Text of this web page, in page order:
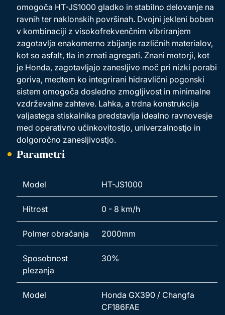
omogoča HT-JS1000 gladko in stabilno delovanje na
ravnih ter naklonskih površinah. Dvojni jekleni boben
v kombinaciji z visokofrekvenčnim vibriranjem
zagotavlja enakomerno zbijanje različnih materialov,
kot so asfalt, tla in zrnati agregati. Znani motorji, kot
je Honda, zagotavljajo zanesljivo moč pri nizki porabi
goriva, medtem ko integrirani hidravlični pogonski
sistem omogoča dosledno zmogljivost in minimalne
vzdrževalne zahteve. Lahka, a trdna konstrukcija
valjastega stiskalnika predstavlja idealno ravnovesje
med operativno učinkovitostjo, univerzalnostjo in
dolgoročno zanesljivostjo.
Parametri
Model HT-JS1000
Hitrost 0 - 8 km/h
Polmer obračanja 2000mm
Sposobnost
plezanja
30%
Model
Honda GX390 / Changfa
CF186FAE